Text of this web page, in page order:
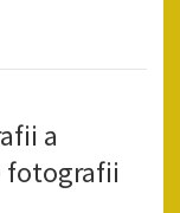
a
fotografii